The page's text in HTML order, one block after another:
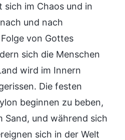
sich im Chaos und in
und nach
von Gottes
sich die Menschen
wird im Innern
Die festen
beginnen zu beben,
Sand, und während sich
sich in der Welt